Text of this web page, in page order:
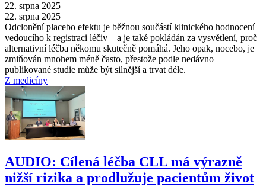
22. srpna 2025
22. srpna 2025
Odclonění placebo efektu je běžnou součástí klinického hodnocení
vedoucího k registraci léčiv –⁠ a je také pokládán za vysvětlení, proč
alternativní léčba někomu skutečně pomáhá. Jeho opak, nocebo, je
zmiňován mnohem méně často, přestože podle nedávno
publikované studie může být silnější a trvat déle.
Z medicíny
AUDIO: Cílená léčba CLL má výrazně
nižší rizika a prodlužuje pacientům život